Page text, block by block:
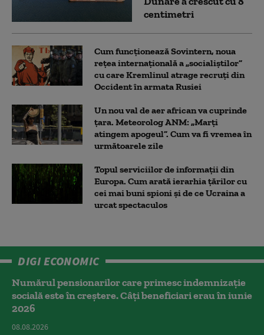
centimetri
Cum funcționează Sovintern, noua
rețea internațională a „socialiștilor”
cu care Kremlinul atrage recruți din
Occident în armata Rusiei
Un nou val de aer african va cuprinde
țara. Meteorolog ANM: „Marți
atingem apogeul”. Cum va fi vremea în
următoarele zile
Topul serviciilor de informații din
Europa. Cum arată ierarhia țărilor cu
cei mai buni spioni și de ce Ucraina a
urcat spectaculos
DIGI ECONOMIC
Numărul pensionarilor care primesc indemnizaţie
socială este în creștere. Câți beneficiari erau în iunie
2026
08.08.2026